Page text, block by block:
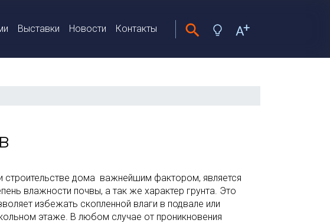
Выставки Новости Контакты
строительстве дома важнейшим фактором, является
влажности почвы, а так же характер грунта. Это
избежать скопленной влаги в подвале или
этаже. В любом случае от проникновения